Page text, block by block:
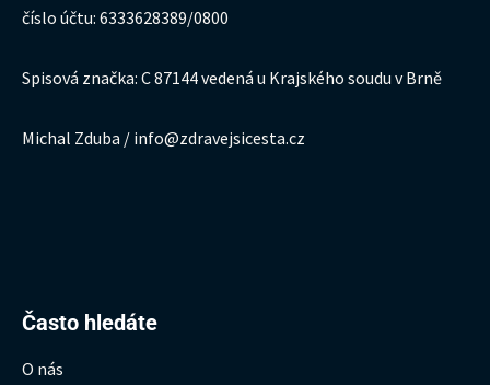
číslo účtu: 6333628389/0800
Spisová značka: C 87144 vedená u Krajského soudu v Brně
Michal Zduba / info@zdravejsicesta.cz
Často hledáte
O nás
Hledat: